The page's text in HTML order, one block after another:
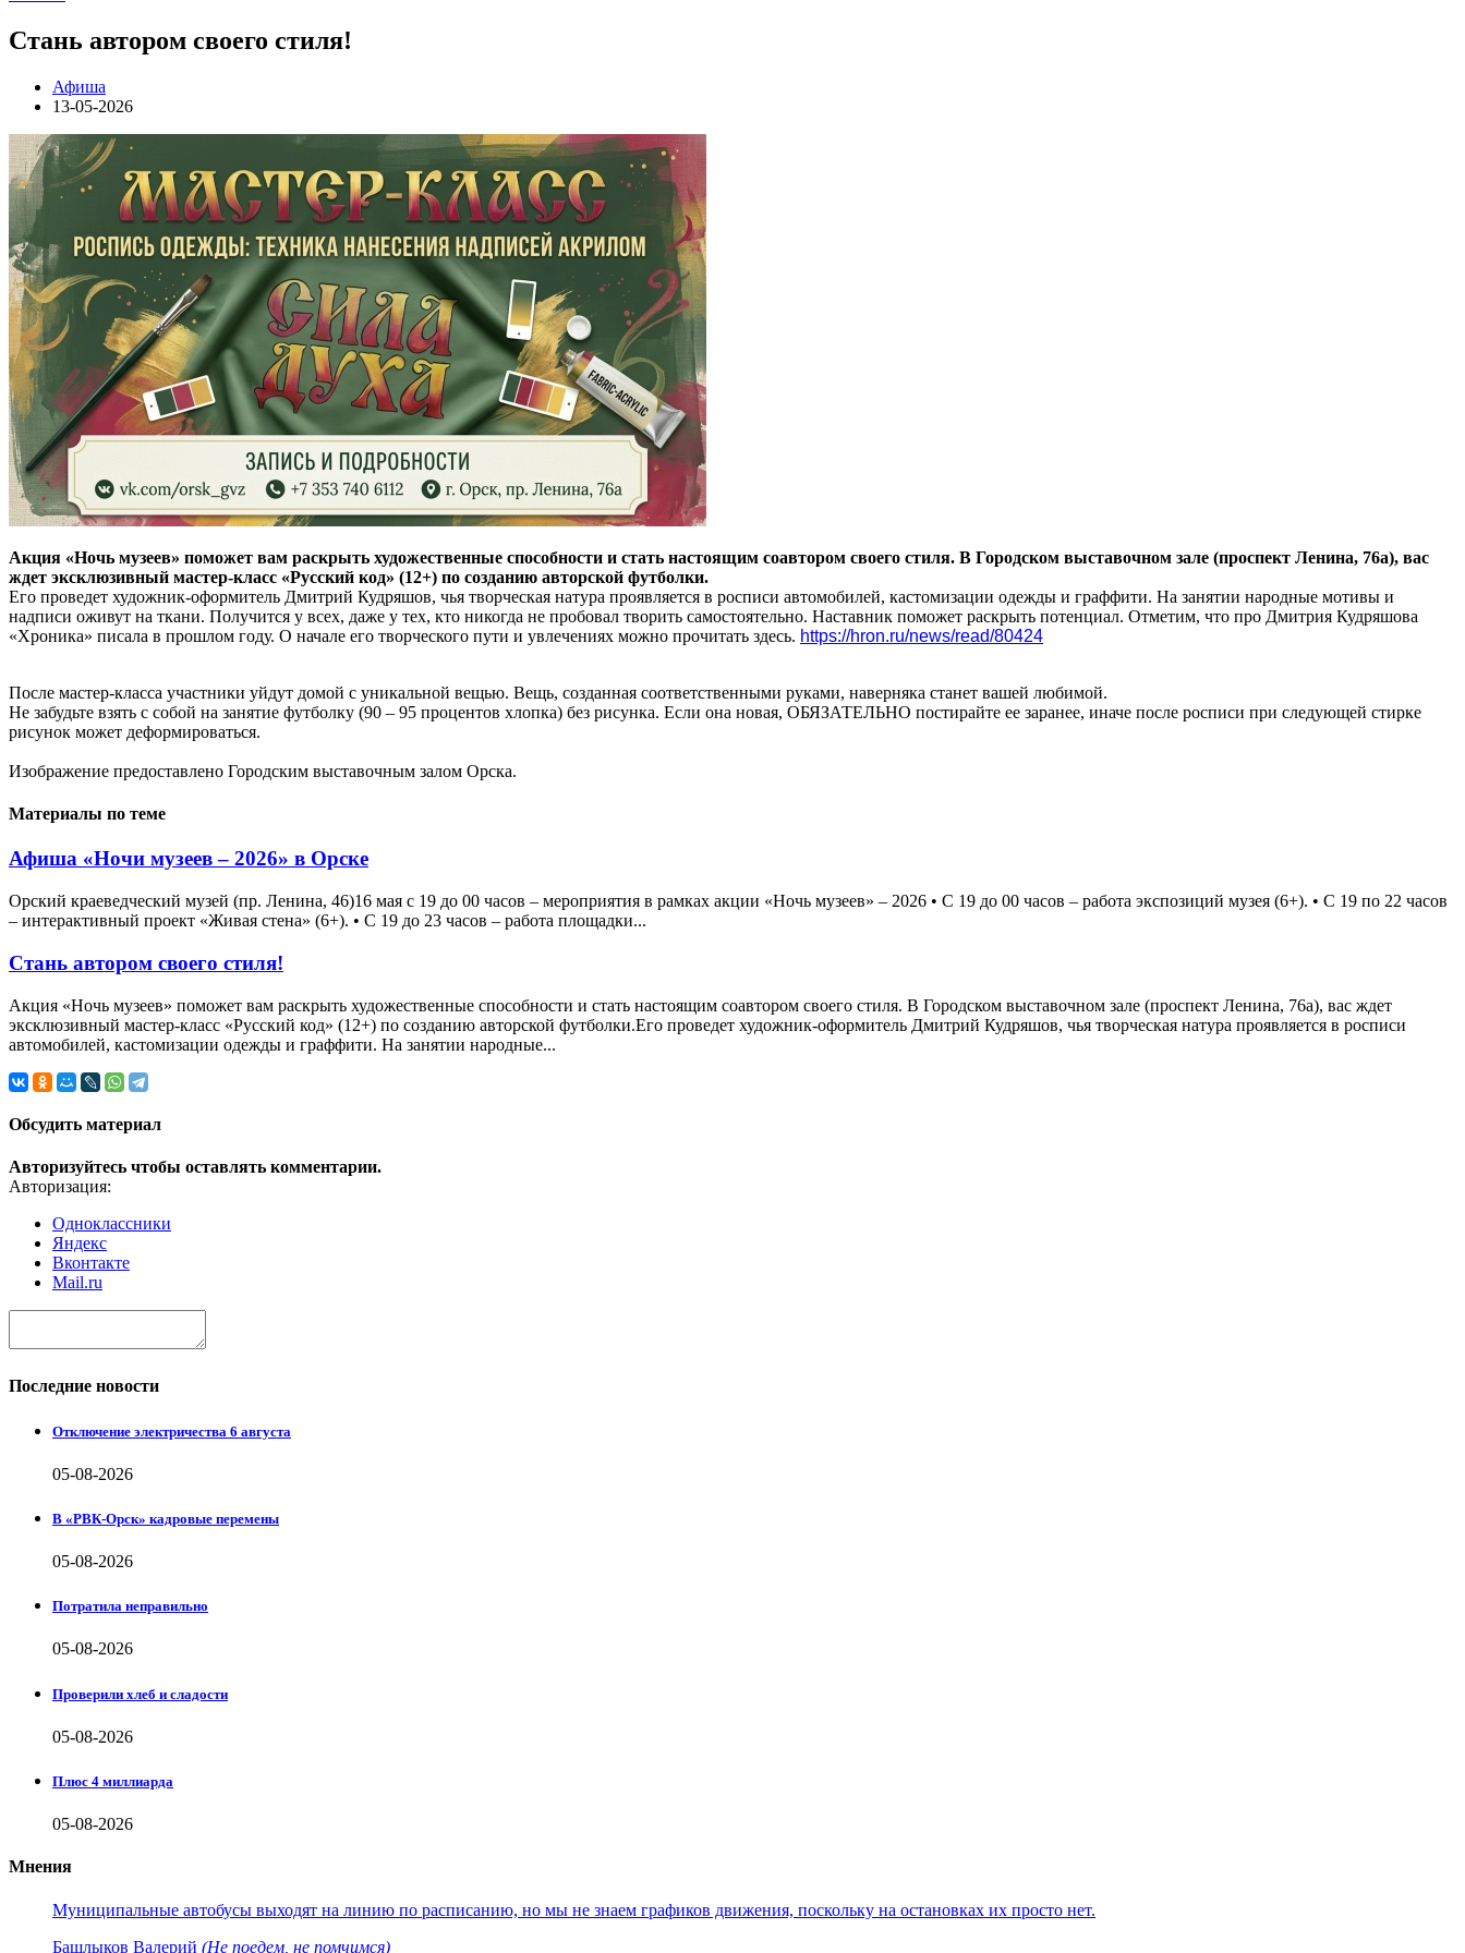
Стань автором своего стиля!
Афиша
13-05-2026
Акция «Ночь музеев» поможет вам раскрыть художественные способности и стать настоящим соавтором своего стиля. В Городском выставочном зале (проспект Ленина, 76а), вас
ждет эксклюзивный мастер-класс «Русский код» (12+) по созданию авторской футболки.
Его проведет художник-оформитель Дмитрий Кудряшов, чья творческая натура проявляется в росписи автомобилей, кастомизации одежды и граффити. На занятии народные мотивы и
надписи оживут на ткани. Получится у всех, даже у тех, кто никогда не пробовал творить самостоятельно. Наставник поможет раскрыть потенциал. Отметим, что про Дмитрия Кудряшова
«Хроника» писала в прошлом году. О начале его творческого пути и увлечениях можно прочитать здесь. https://hron.ru/news/read/80424
После мастер-класса участники уйдут домой с уникальной вещью. Вещь, созданная соответственными руками, наверняка станет вашей любимой.
Не забудьте взять с собой на занятие футболку (90 – 95 процентов хлопка) без рисунка. Если она новая, ОБЯЗАТЕЛЬНО постирайте ее заранее, иначе после росписи при следующей стирке
рисунок может деформироваться.
Изображение предоставлено Городским выставочным залом Орска.
Материалы по теме
Афиша «Ночи музеев – 2026» в Орске
Орский краеведческий музей (пр. Ленина, 46)16 мая с 19 до 00 часов – мероприятия в рамках акции «Ночь музеев» – 2026 • С 19 до 00 часов – работа экспозиций музея (6+). • С 19 по 22 часов
– интерактивный проект «Живая стена» (6+). • С 19 до 23 часов – работа площадки...
Стань автором своего стиля!
Акция «Ночь музеев» поможет вам раскрыть художественные способности и стать настоящим соавтором своего стиля. В Городском выставочном зале (проспект Ленина, 76а), вас ждет
эксклюзивный мастер-класс «Русский код» (12+) по созданию авторской футболки.Его проведет художник-оформитель Дмитрий Кудряшов, чья творческая натура проявляется в росписи
автомобилей, кастомизации одежды и граффити. На занятии народные...
Обсудить материал
Авторизуйтесь чтобы оставлять комментарии.
Авторизация:
Одноклассники
Яндекс
Вконтакте
Mail.ru
Последние новости
Отключение электричества 6 августа
05-08-2026
В «РВК-Орск» кадровые перемены
05-08-2026
Потратила неправильно
05-08-2026
Проверили хлеб и сладости
05-08-2026
Плюс 4 миллиарда
05-08-2026
Мнения
Муниципальные автобусы выходят на линию по расписанию, но мы не знаем графиков движения, поскольку на остановках их просто нет.
Башлыков Валерий (Не поедем, не помчимся)